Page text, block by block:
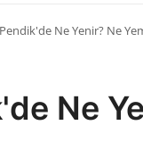
Ne Yenir? Ne
Ne